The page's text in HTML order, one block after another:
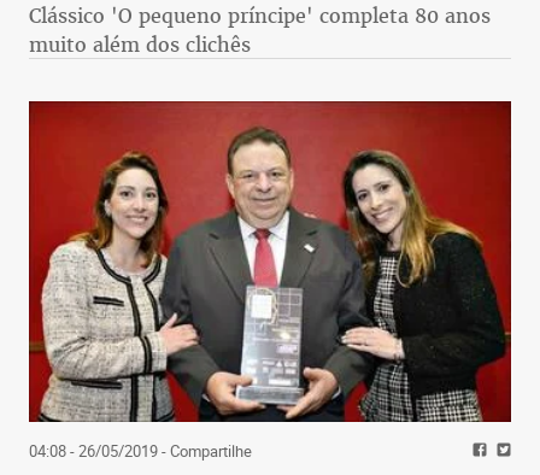
Clássico 'O pequeno príncipe' completa 80 anos
muito além dos clichês
04:08 - 26/05/2019- Compartilhe